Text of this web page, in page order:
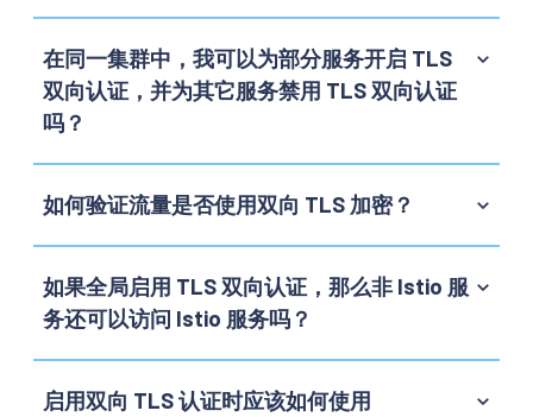
在同一集群中，我可以为部分服务开启 TLS
双向认证，并为其它服务禁用 TLS 双向认证
吗？
如何验证流量是否使用双向 TLS 加密？
如果全局启用 TLS 双向认证，那么非 Istio 服
务还可以访问 Istio 服务吗？
启用双向 TLS 认证时应该如何使用